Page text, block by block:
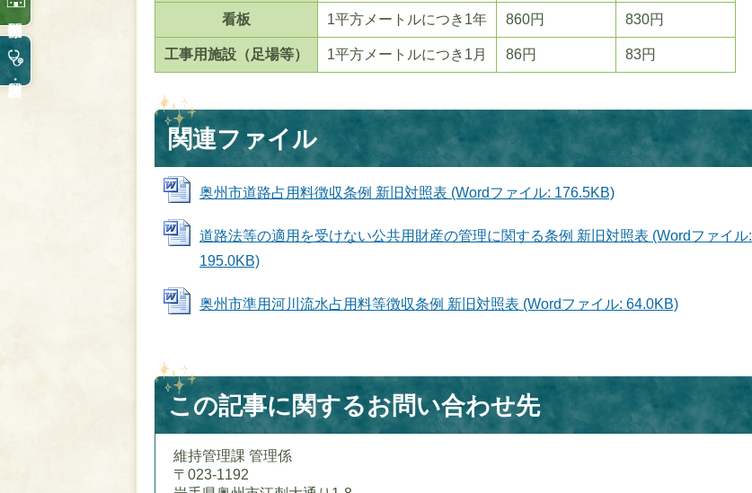
看板 1平方メートルにつき1年 860円 830円
工事用施設（足場等） 1平方メートルにつき1月 86円 83円
関連ファイル
奥州市道路占用料徴収条例 新旧対照表 (Wordファイル: 176.5KB)
道路法等の適用を受けない公共用財産の管理に関する条例 新旧対照表 (Wordファイル:
195.0KB)
奥州市準用河川流水占用料等徴収条例 新旧対照表 (Wordファイル: 64.0KB)
この記事に関するお問い合わせ先
維持管理課 管理係
〒023-1192